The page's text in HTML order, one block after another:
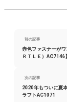
前の記事
赤色ファスナーが
ＲＴＬＥ）AC7146
次の記事
2020年もついに夏
ラフトAC1071